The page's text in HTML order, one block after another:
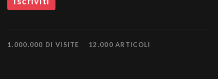
1.000.000 DI VISITE 12.000 ARTICOLI